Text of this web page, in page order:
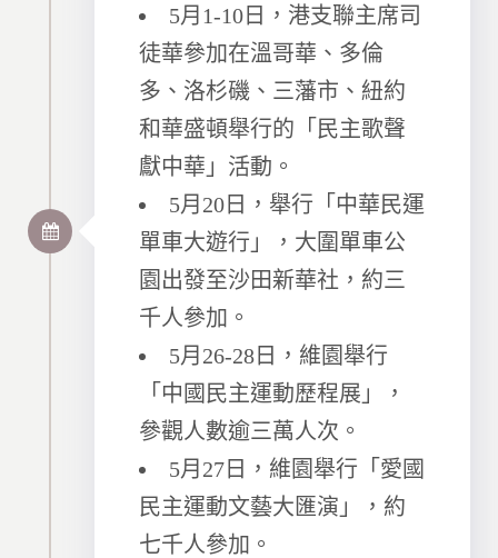
5月1-10日，港支聯主席司
徒華參加在溫哥華、多倫
多、洛杉磯、三藩市、紐約
和華盛頓舉行的「民主歌聲
獻中華」活動。
5月20日，舉行「中華民運
單車大遊行」，大圍單車公
園出發至沙田新華社，約三
千人參加。
5月26-28日，維園舉行
「中國民主運動歷程展」，
參觀人數逾三萬人次。
5月27日，維園舉行「愛國
民主運動文藝大匯演」，約
七千人參加。